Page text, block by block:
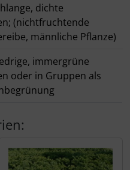
dichte
(nichtfruchtende
männliche Pflanze)
immergrüne
oder in Gruppen als